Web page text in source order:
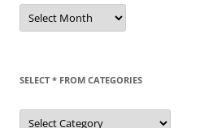
/dev/st
SELECT * FROM CATEGORIES
SELECT